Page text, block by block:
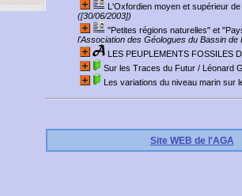
L'Oxfordien moyen et supérieur
([30/06/2003])
"Petites régions naturelles" et
l'Association des Géologues du Bassin de
LES PEUPLEMENTS FOSSILES
Sur les Traces du Futur / Léonard
Les variations du niveau marin sur
Site WEB de l'AGA